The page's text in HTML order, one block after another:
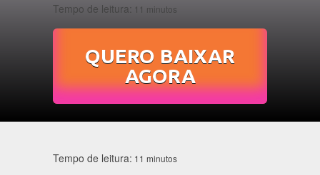
Tempo de leitura: 11 minutos
QUERO BAIXAR
AGORA
Tempo de leitura: 11 minutos